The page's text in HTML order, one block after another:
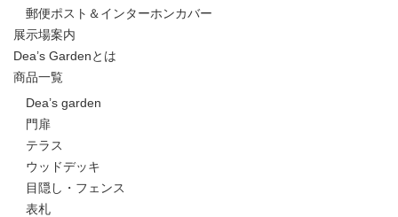
郵便ポスト＆インターホンカバー
展示場案内
Dea’s Gardenとは
商品一覧
Dea’s garden
門扉
テラス
ウッドデッキ
目隠し・フェンス
表札